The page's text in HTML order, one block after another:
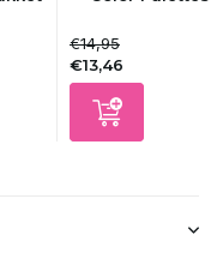
€14,95
€13,46